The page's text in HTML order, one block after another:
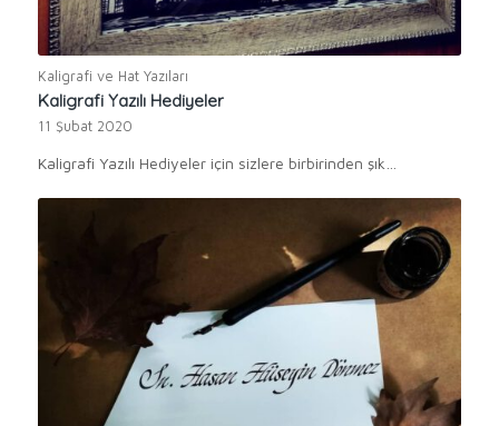
Kaligrafi ve Hat Yazıları
Kaligrafi Yazılı Hediyeler
11 Şubat 2020
Kaligrafi Yazılı Hediyeler için sizlere birbirinden şık…